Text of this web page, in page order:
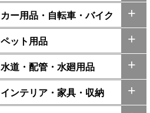
カー用品・自転車・バイク
ペット用品
水道・配管・水廻用品
インテリア・家具・収納